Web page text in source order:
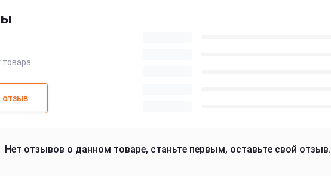
товара
отзыв
Нет отзывов о данном товаре, станьте первым, оставьте свой отзыв.